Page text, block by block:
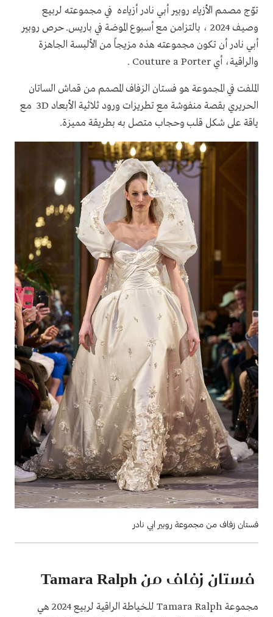
توّج مصمم الأزياء روبير أبي نادر أزياءه في مجموعته لربيع
وصيف 2024 ، بالتزامن مع أسبوع الموضة في باريس. حرص روبير
أبي نادر أن تكون مجموعته هذه مزيجاً من الألبسة الجاهزة
والراقية، أي Couture a Porter .
الملفت في المجموعة هو فستان الزفاف المصمم من قماش الساتان
الحريري بقصة منفوشة مع تطريزات ورود ثلاثية الأبعاد 3D مع
ياقة على شكل قلب وحجاب متصل به بطريقة مميزة.
فستان زفاف من مجموعة روبير ابي نادر
فستان زفاف من Tamara Ralph
مجموعة Tamara Ralph للخياطة الراقية لربيع 2024 هي